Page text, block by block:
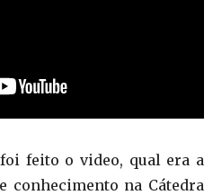
feito o video, qual era a
conhecimento na Cátedra